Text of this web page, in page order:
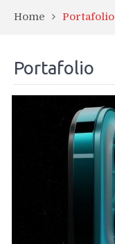
Home Portafolio
Portafolio